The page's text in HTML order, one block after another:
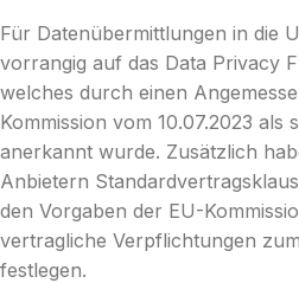
Für Datenübermittlungen in die
vorrangig auf das Data Privacy
welches durch einen
Kommission vom 10.07.2023 als
anerkannt wurde. Zusätzlich
Anbietern
den Vorgaben der EU-
vertragliche Verpflichtungen
festlegen.